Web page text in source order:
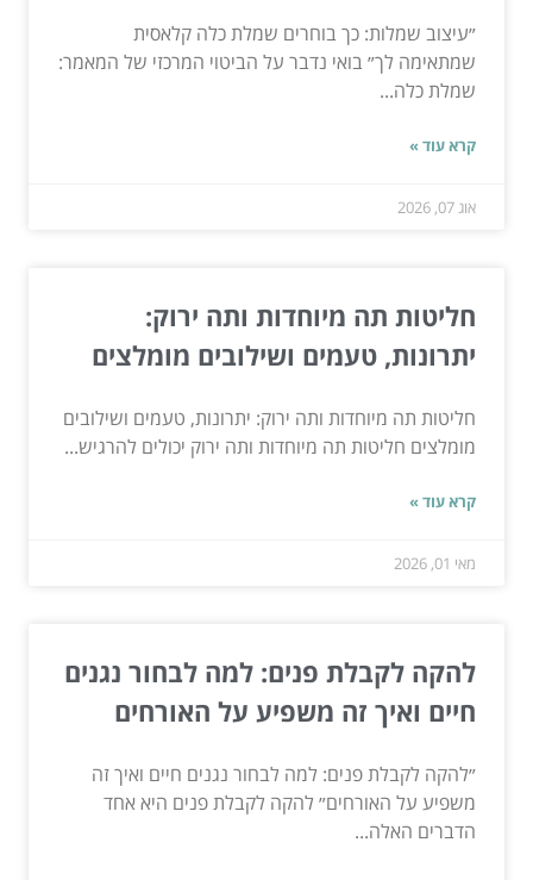
״עיצוב שמלות: כך בוחרים שמלת כלה קלאסית
שמתאימה לך״ בואי נדבר על הביטוי המרכזי של המאמר:
שמלת כלה...
קרא עוד »
אוג 07, 2026
חליטות תה מיוחדות ותה ירוק:
יתרונות, טעמים ושילובים מומלצים
חליטות תה מיוחדות ותה ירוק: יתרונות, טעמים ושילובים
מומלצים חליטות תה מיוחדות ותה ירוק יכולים להרגיש...
קרא עוד »
מאי 01, 2026
להקה לקבלת פנים: למה לבחור נגנים
חיים ואיך זה משפיע על האורחים
״להקה לקבלת פנים: למה לבחור נגנים חיים ואיך זה
משפיע על האורחים״ להקה לקבלת פנים היא אחד
הדברים האלה...